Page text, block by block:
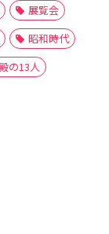
展覧会
昭和時代
の13人